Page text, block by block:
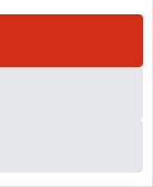
dans
de votre